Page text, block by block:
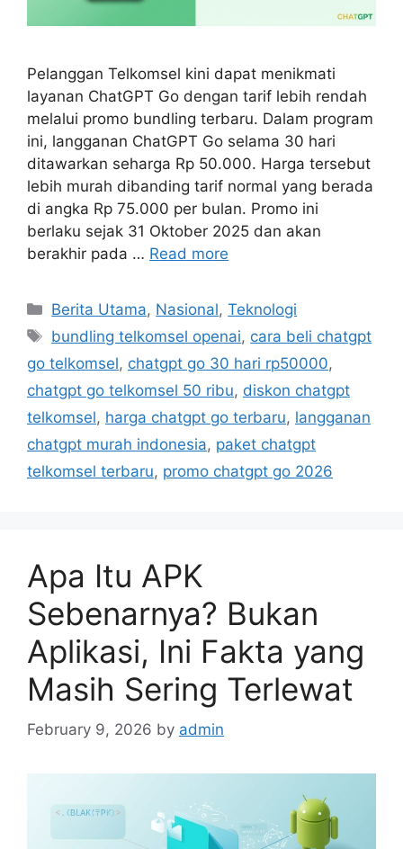
Pelanggan Telkomsel kini dapat menikmati
layanan ChatGPT Go dengan tarif lebih rendah
melalui promo bundling terbaru. Dalam program
ini, langganan ChatGPT Go selama 30 hari
ditawarkan seharga Rp 50.000. Harga tersebut
lebih murah dibanding tarif normal yang berada
di angka Rp 75.000 per bulan. Promo ini
berlaku sejak 31 Oktober 2025 dan akan
berakhir pada … Read more
C
a
e
g
o
r
i
Berita Utama, Nasional,Teknologi
T
a
s
bundling telkomsel openai, cara beli chatgpt
go telkomsel, chatgpt go 30 hari rp50000,
chatgpt go telkomsel 50 ribu, diskon chatgpt
telkomsel, harga chatgpt go terbaru, langganan
chatgpt murah indonesia, paket chatgpt
telkomsel terbaru, promo chatgpt go 2026
Apa Itu APK
Sebenarnya? Bukan
Aplikasi, Ini Fakta yang
Masih Sering Terlewat
February 9, 2026 by admin